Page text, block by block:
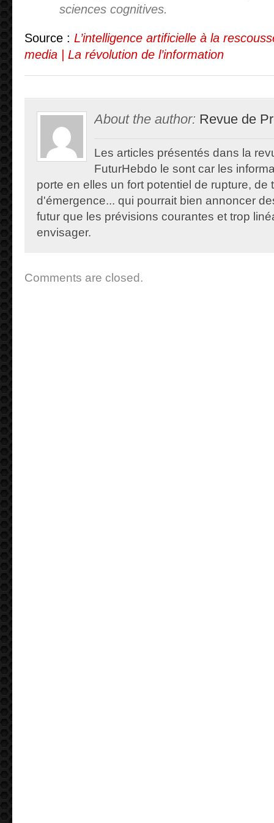
sciences cognitives.
Source : L’intelligence artificielle à la
media | La révolution de l’information
About the author: Revue de
Les articles présentés dans la
FuturHebdo le sont car les
porte en elles un fort potentiel de rupture, de
d'émergence... qui pourrait bien annoncer
futur que les prévisions courantes et trop
envisager.
Comments are closed.